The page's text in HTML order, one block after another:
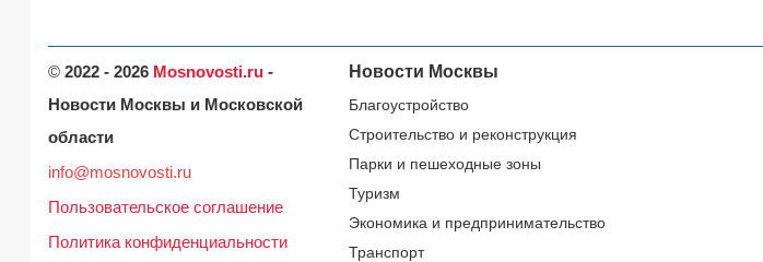
© 2022 - 2026 Mosnovosti.ru -
Новости Москвы и Московской
области
info@mosnovosti.ru
Пользовательское соглашение
Политика конфиденциальности
Новости Москвы
Благоустройство
Строительство и реконструкция
Парки и пешеходные зоны
Туризм
Экономика и предпринимательство
Транспорт